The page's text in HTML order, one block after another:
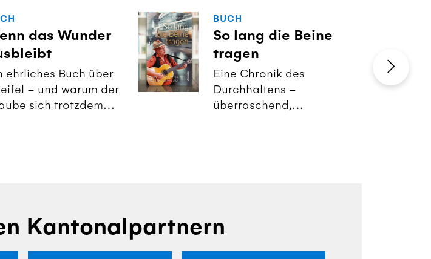
das Wunder
ehrliches Buch über
– und warum der
sich trotzdem
BUCH
So lang die Beine
tragen
Eine Chronik des
Durchhaltens –
überraschend,
Kantonalpartnern